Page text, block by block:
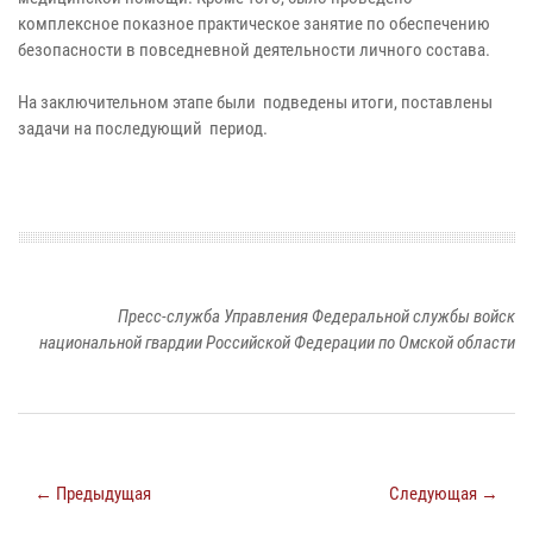
комплексное показное практическое занятие по обеспечению
безопасности в повседневной деятельности личного состава.
На заключительном этапе были подведены итоги, поставлены
задачи на последующий период.
Пресс-служба Управления Федеральной службы войск
национальной гвардии Российской Федерации по Омской области
← Предыдущая Следующая →